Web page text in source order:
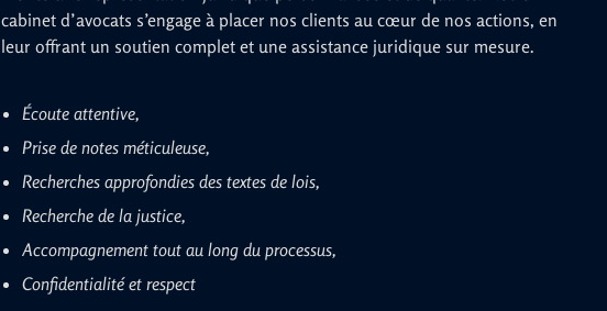
cabinet d’avocats s’engage à placer nos clients au cœur de nos actions, en
leur offrant un soutien complet et une assistance juridique sur mesure.
Écoute attentive,
Prise de notes méticuleuse,
Recherches approfondies des textes de lois,
Recherche de la justice,
Accompagnement tout au long du processus,
Confidentialité et respect